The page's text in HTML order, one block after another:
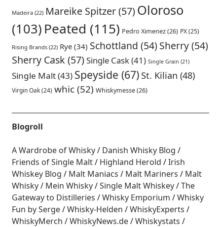
Madeira(22) Mareike Spitzer(57)Oloroso
(103) Peated (115) Pedro Ximenez(26) PX(25)
Rising Brands(22) Rye(34) Schottland (54) Sherry(54)
Sherry Cask (57)Single Cask(41) Single Grain (21)
Single Malt(43) Speyside (67) St. Kilian (48)
Virgin Oak(24) whic(52) Whiskymesse(26)
Blogroll
A Wardrobe of Whisky
Danish Whisky Blog
Friends of Single Malt
Highland Herold
Irish
Whiskey Blog
Malt Maniacs Malt Mariners
Malt
Whisky
Mein Whisky Single Malt Whiskey
The
Gateway to Distilleries
Whisky Emporium
Whisky
Fun by Serge
Whisky-Helden
WhiskyExperts
WhiskyMerch
WhiskyNews.de
Whiskystats